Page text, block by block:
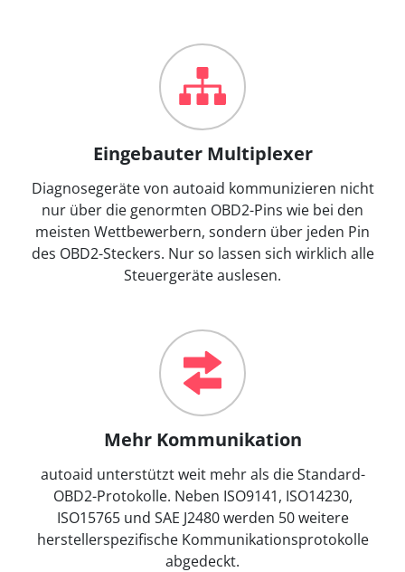
Eingebauter Multiplexer
Diagnosegeräte von autoaid kommunizieren nicht
nur über die genormten OBD2-Pins wie bei den
meisten Wettbewerbern, sondern über jeden Pin
des OBD2-Steckers. Nur so lassen sich wirklich alle
Steuergeräte auslesen.
Mehr Kommunikation
autoaid unterstützt weit mehr als die Standard-
OBD2-Protokolle. Neben ISO9141, ISO14230,
ISO15765 und SAE J2480 werden 50 weitere
herstellerspezifische Kommunikationsprotokolle
abgedeckt.